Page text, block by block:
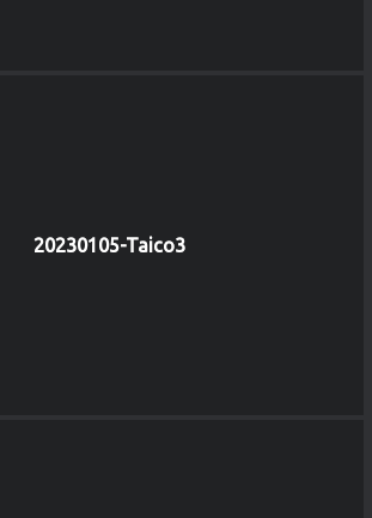
20230105-Taico3